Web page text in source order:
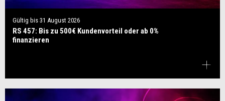
Gültig bis 31 August 2026
RS 457: Bis zu 500€ Kundenvorteil oder ab 0%
finanzieren